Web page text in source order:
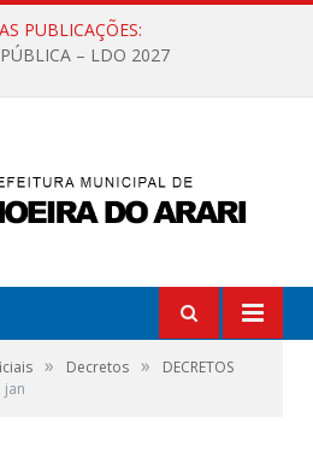
PUBLICAÇÕES:
– LDO 2027
» Decretos »
DECRETOS
jan